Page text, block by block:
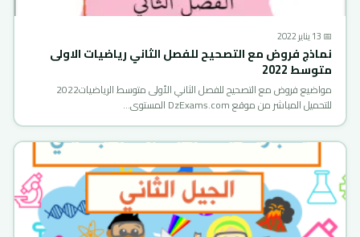
📅 13 يناير 2022
نماذج فروض مع التصحيح للفصل الثاني رياضيات الاولى
متوسط 2022
للتحميل المباشر من موقع DzExams.com المستوى…